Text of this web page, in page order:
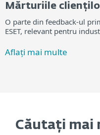
Mărturiile
O parte din feedback-ul
ESET, relevant pentru
Aflați mai multe
Căutați mai